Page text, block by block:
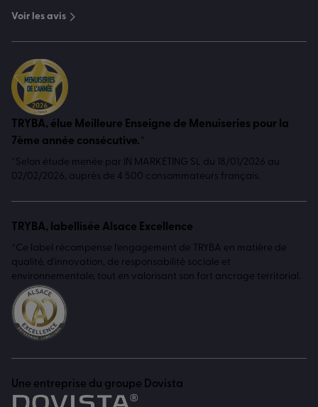
Voir les avis
TRYBA, élue Meilleure Enseigne de Menuiseries pour la
7ème année consécutive.*
*Selon étude menée par IN MARKETING SL du 18/01/2026 au
02/02/2026, auprès de 4 500 consommateurs français.
TRYBA, labellisée Alsace Excellence
*Ce label récompense l'engagement de TRYBA en matière de
qualité, d'innovation, de responsabilité sociale et
environnementale, tout en valorisant son fort ancrage territorial.
Une entreprise du groupe Dovista